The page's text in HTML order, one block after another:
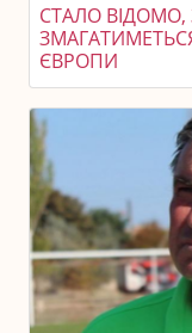
СТАЛО
ЄВРОПИ